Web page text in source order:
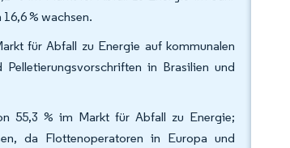
% wachsen.
für Abfall zu Energie auf kommunalen
in Brasilien und
55,3 % im Markt für Abfall zu Energie;
da Flottenoperatoren in Europa und